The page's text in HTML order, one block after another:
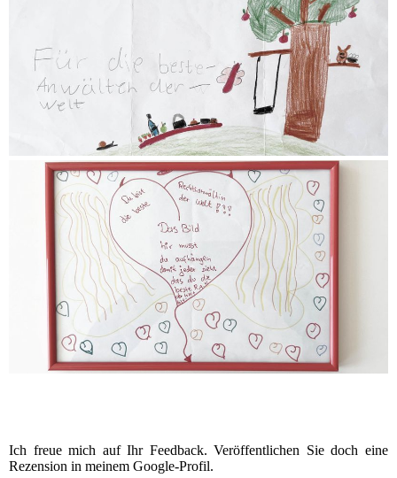
Ich freue mich auf Ihr Feedback. Veröffentlichen Sie doch eine
Rezension in meinem Google-Profil.